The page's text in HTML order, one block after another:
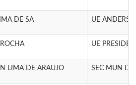
DE SA UE
UE
LIMA DE ARAUJO SEC MUN